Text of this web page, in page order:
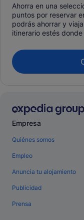
Ahorra en una
puntos por reservar
podrás ahorrar y
itinerario estés donde
Empresa
Quiénes somos
Empleo
Anuncia tu alojamiento
Publicidad
Prensa